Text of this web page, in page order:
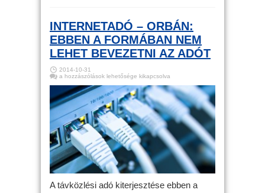
INTERNETADÓ – ORBÁN:
EBBEN A FORMÁBAN NEM
LEHET BEVEZETNI AZ ADÓT
2014-10-31
Internetadó
Orbán:
ebben
a
formában
nem
lehet
bevezetni
az
adót
bejegyzéshez
a hozzászólások lehetősége kikapcsolva
A távközlési adó kiterjesztése ebben a